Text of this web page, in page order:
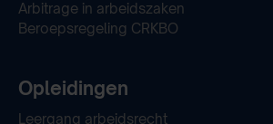
Arbitrage in arbeidszaken
Beroepsregeling CRKBO
Opleidingen
Leergang arbeidsrecht